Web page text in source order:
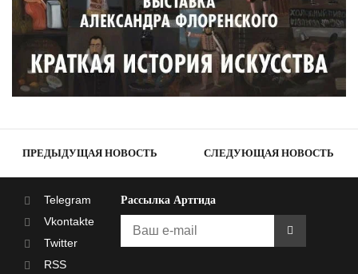
ПРЕДЫДУЩАЯ НОВОСТЬ СЛЕДУЮЩАЯ НОВОСТЬ
Telegram
Vkontakte
Twitter
RSS
Рассылка Артгида